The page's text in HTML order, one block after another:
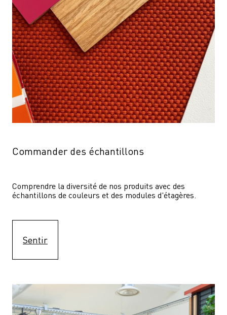
Commander des échantillons
Comprendre la diversité de nos produits avec des
échantillons de couleurs et des modules d'étagères.
Sentir